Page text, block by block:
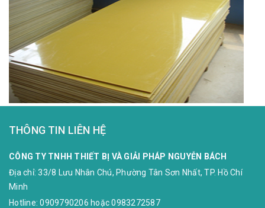
THÔNG TIN LIÊN HỆ
CÔNG TY TNHH THIẾT BỊ VÀ GIẢI PHÁP NGUYỄN BÁCH
Địa chỉ:33/8 Lưu Nhân Chú, Phường Tân Sơn Nhất, TP. Hồ Chí
Minh
Hotline:0909790206 hoặc0983272587